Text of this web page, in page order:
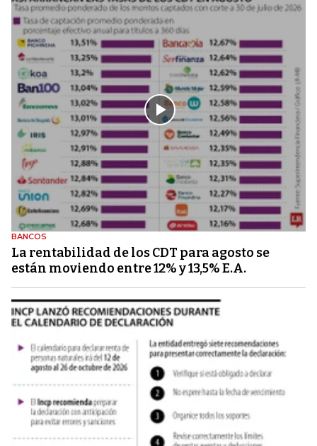
BANCOS
La rentabilidad de los CDT para agosto se
están moviendo entre 12% y 13,5% E.A.